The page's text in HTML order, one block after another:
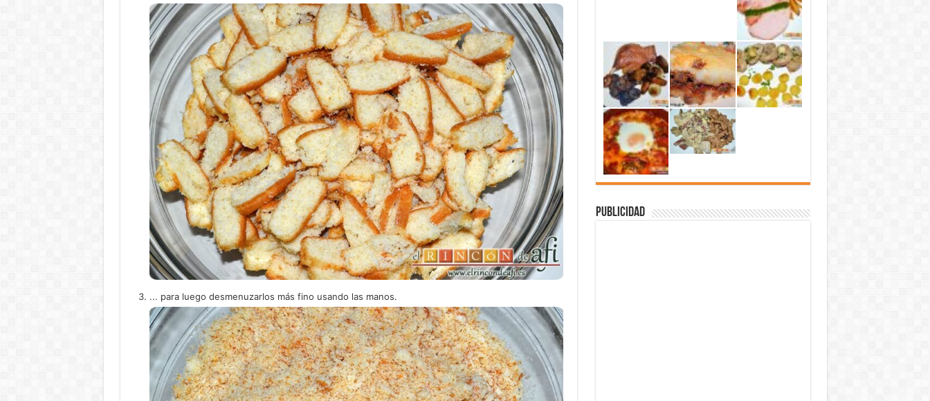
... para luego desmenuzarlos más fino usando las manos.
Publicidad